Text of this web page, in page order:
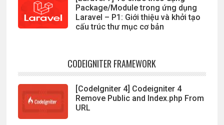
Package/Module trong ứng dụng
Laravel – P1: Giới thiệu và khởi tạo
cấu trúc thư mục cơ bản
CODEIGNITER FRAMEWORK
[CodeIgniter 4] Codeigniter 4
Remove Public and Index.php From
URL